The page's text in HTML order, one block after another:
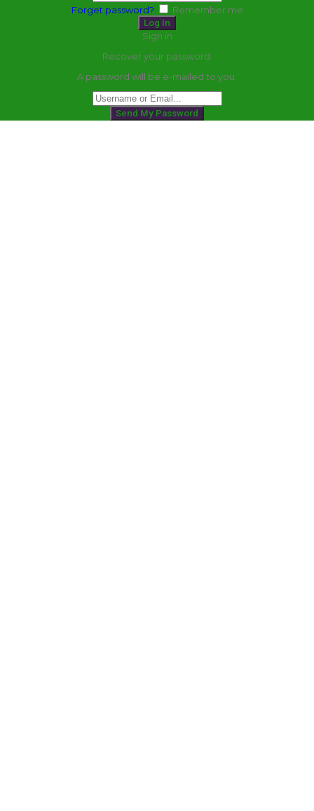
Forget password? Remember me
Sign in
Recover your password.
A password will be e-mailed to you.